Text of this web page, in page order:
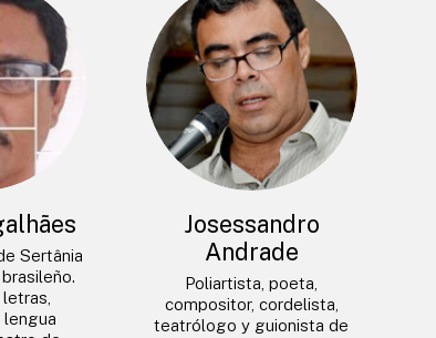
Sertânia
lengua
Josessandro
Andrade
Poliartista, poeta,
compositor, cordelista,
teatrólogo y guionista de